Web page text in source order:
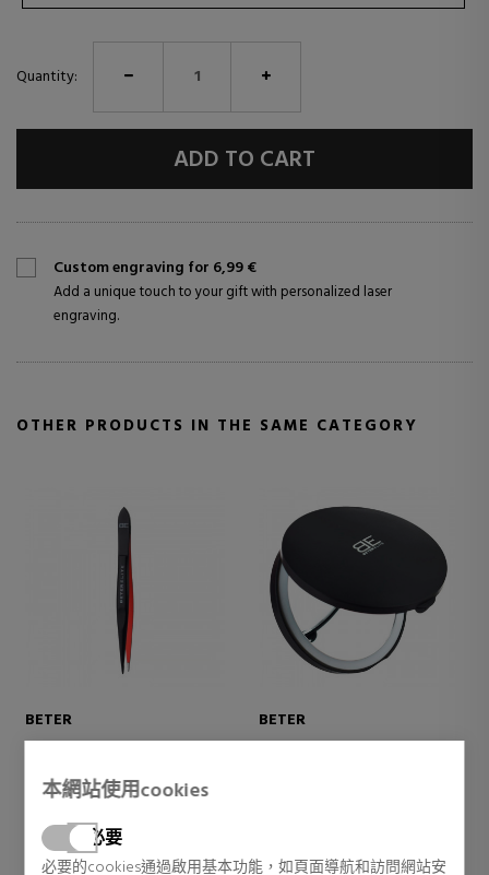
本網站使用cookies
必要
必要的cookies通過啟用基本功能，如頁面導航和訪問網站安
Quantity:
ADD TO CART
Custom engraving for 6,99 €
Add a unique touch to your gift with personalized laser
engraving.
OTHER PRODUCTS IN THE SAME CATEGORY
BETER
FINE POINT TWEEZERS
更多配件
6,75 €
BETER